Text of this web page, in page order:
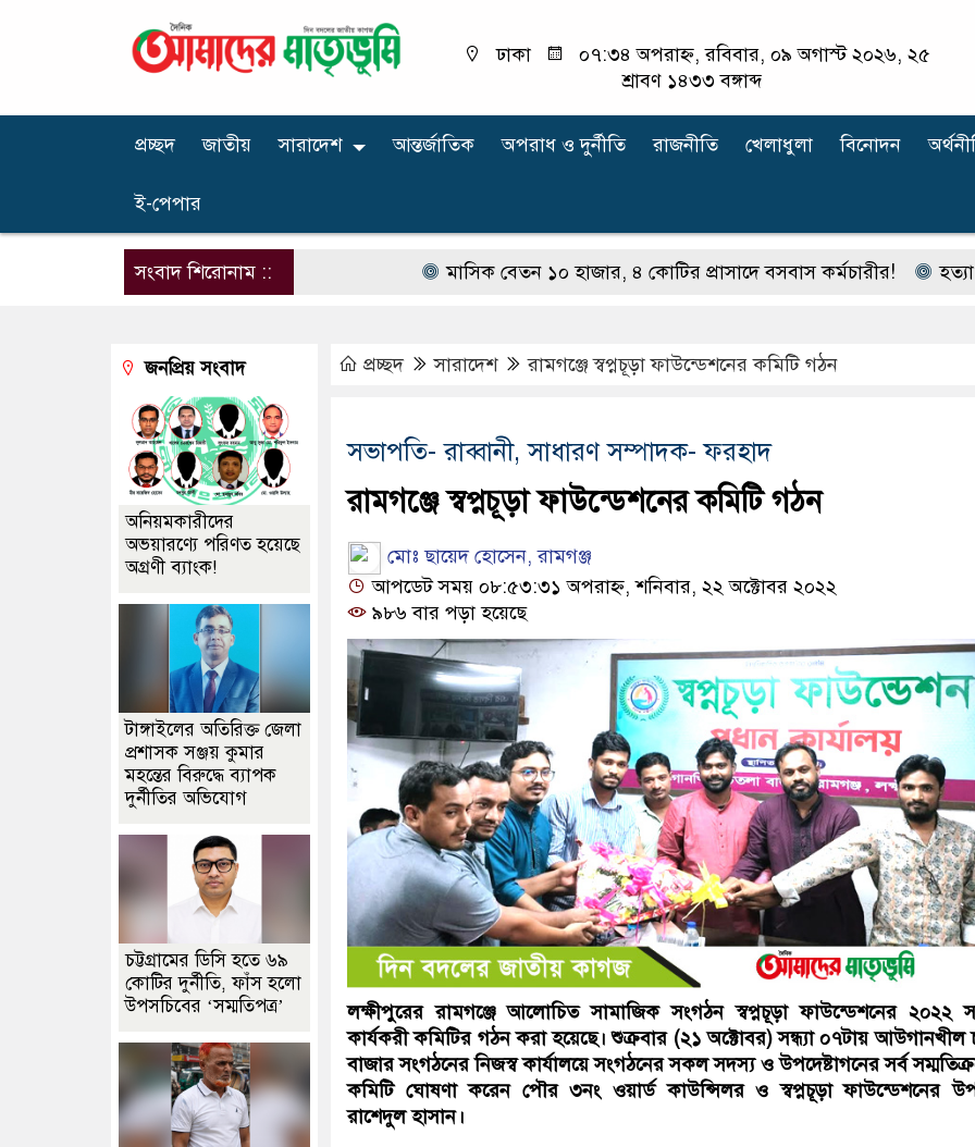
ঢাকা
০৭:৩৪ অপরাহ্ন, রবিবার, ০৯ অগাস্ট ২০২৬, ২৫
শ্রাবণ ১৪৩৩ বঙ্গাব্দ
প্রচ্ছদ জাতীয় সারাদেশ আন্তর্জাতিক অপরাধ ‍ও দুর্নীতি রাজনীতি খেলাধুলা বিনোদন
ই-পেপার
সংবাদ শিরোনাম :: মাসিক বেতন ১০ হাজার, ৪ কোটির প্রাসাদে বসবাস কর্মচারীর! হত্যা মামলার
প্রচ্ছদ সারাদেশ রামগঞ্জে স্বপ্নচূড়া ফাউন্ডেশনের কমিটি গঠন
সভাপতি- রাব্বানী, সাধারণ সম্পাদক- ফরহাদ
রামগঞ্জে স্বপ্নচূড়া ফাউন্ডেশনের কমিটি গঠন
মোঃ ছায়েদ হোসেন, রামগঞ্জ
আপডেট সময় ০৮:৫৩:৩১ অপরাহ্ন, শনিবার, ২২ অক্টোবর ২০২২
৯৮৬ বার পড়া হয়েছে
লক্ষীপুরের রামগঞ্জে আলোচিত সামাজিক সংগঠন স্বপ্নচূড়া ফাউন্ডেশনের ২০২২
কার্যকরী কমিটির গঠন করা হয়েছে। শুক্রবার (২১ অক্টোবর) সন্ধ্যা ০৭টায় আউগানখীল
বাজার সংগঠনের নিজস্ব কার্যালয়ে সংগঠনের সকল সদস্য ও উপদেষ্টাগনের সর্ব
কমিটি ঘোষণা করেন পৌর ৩নং ওয়ার্ড কাউন্সিলর ও স্বপ্নচূড়া ফাউন্ডেশনের
রাশেদুল হাসান।
জনপ্রিয় সংবাদ
অনিয়মকারীদের
অভয়ারণ্যে পরিণত হয়েছে
অগ্রণী ব্যাংক!
টাঙ্গাইলের অতিরিক্ত জেলা
প্রশাসক সঞ্জয় কুমার
মহন্তের বিরুদ্ধে ব্যাপক
দুর্নীতির অভিযোগ
চট্টগ্রামের ডিসি হতে ৬৯
কোটির দুর্নীতি, ফাঁস হলো
উপসচিবের ‘সম্মতিপত্র’